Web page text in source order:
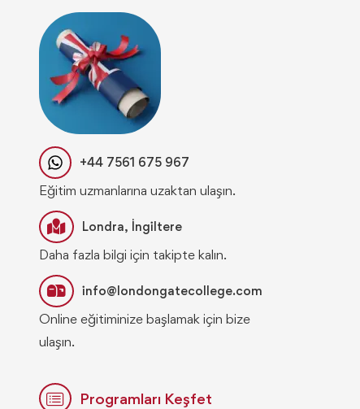
+44 7561 675 967
Eğitim uzmanlarına uzaktan ulaşın.
Londra, İngiltere
Daha fazla bilgi için takipte kalın.
info@londongatecollege.com
Online eğitiminize başlamak için bize
ulaşın.
Programları Keşfet